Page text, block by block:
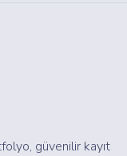
güvenilir kayıt